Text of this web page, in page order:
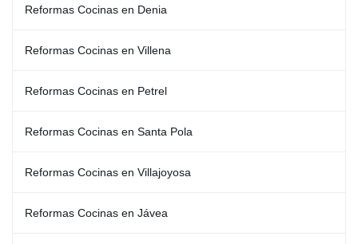
Reformas Cocinas en Denia
Reformas Cocinas en Villena
Reformas Cocinas en Petrel
Reformas Cocinas en Santa Pola
Reformas Cocinas en Villajoyosa
Reformas Cocinas en Jávea